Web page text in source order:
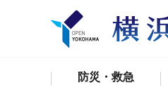
防災・救急